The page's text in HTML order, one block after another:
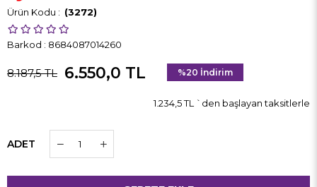
(3272)
Barkod : 8684087014260
8.187,5 TL 6.550,0 TL %20 İndirim
1.234,5 TL `den başlayan taksitlerle
ADET